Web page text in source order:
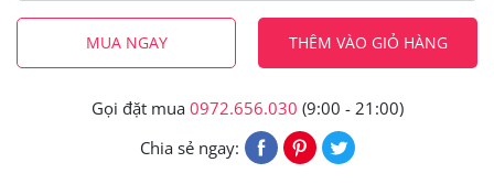
MUA NGAY THÊM VÀO GIỎ HÀNG
Gọi đặt mua 0972.656.030 (9:00 - 21:00)
Chia sẻ ngay: